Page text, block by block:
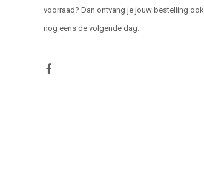
voorraad? Dan ontvang je jouw bestelling ook
nog eens de volgende dag.